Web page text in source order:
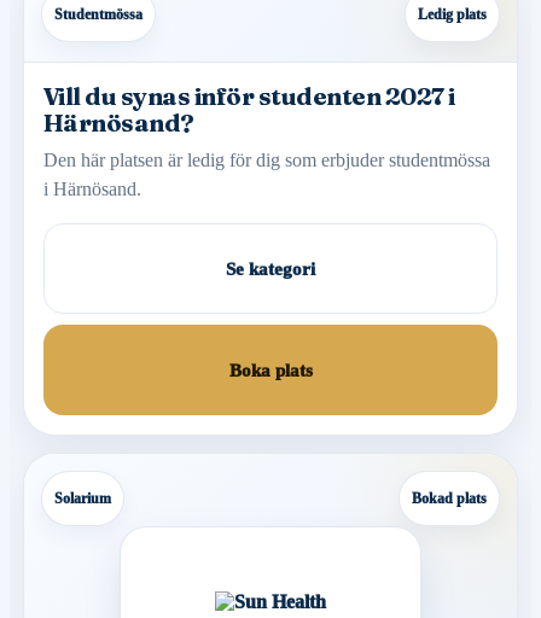
Studentmössa Ledig plats
Vill du synas inför studenten 2027 i
Härnösand?
Den här platsen är ledig för dig som erbjuder studentmössa
i Härnösand.
Se kategori
Boka plats
Solarium Bokad plats